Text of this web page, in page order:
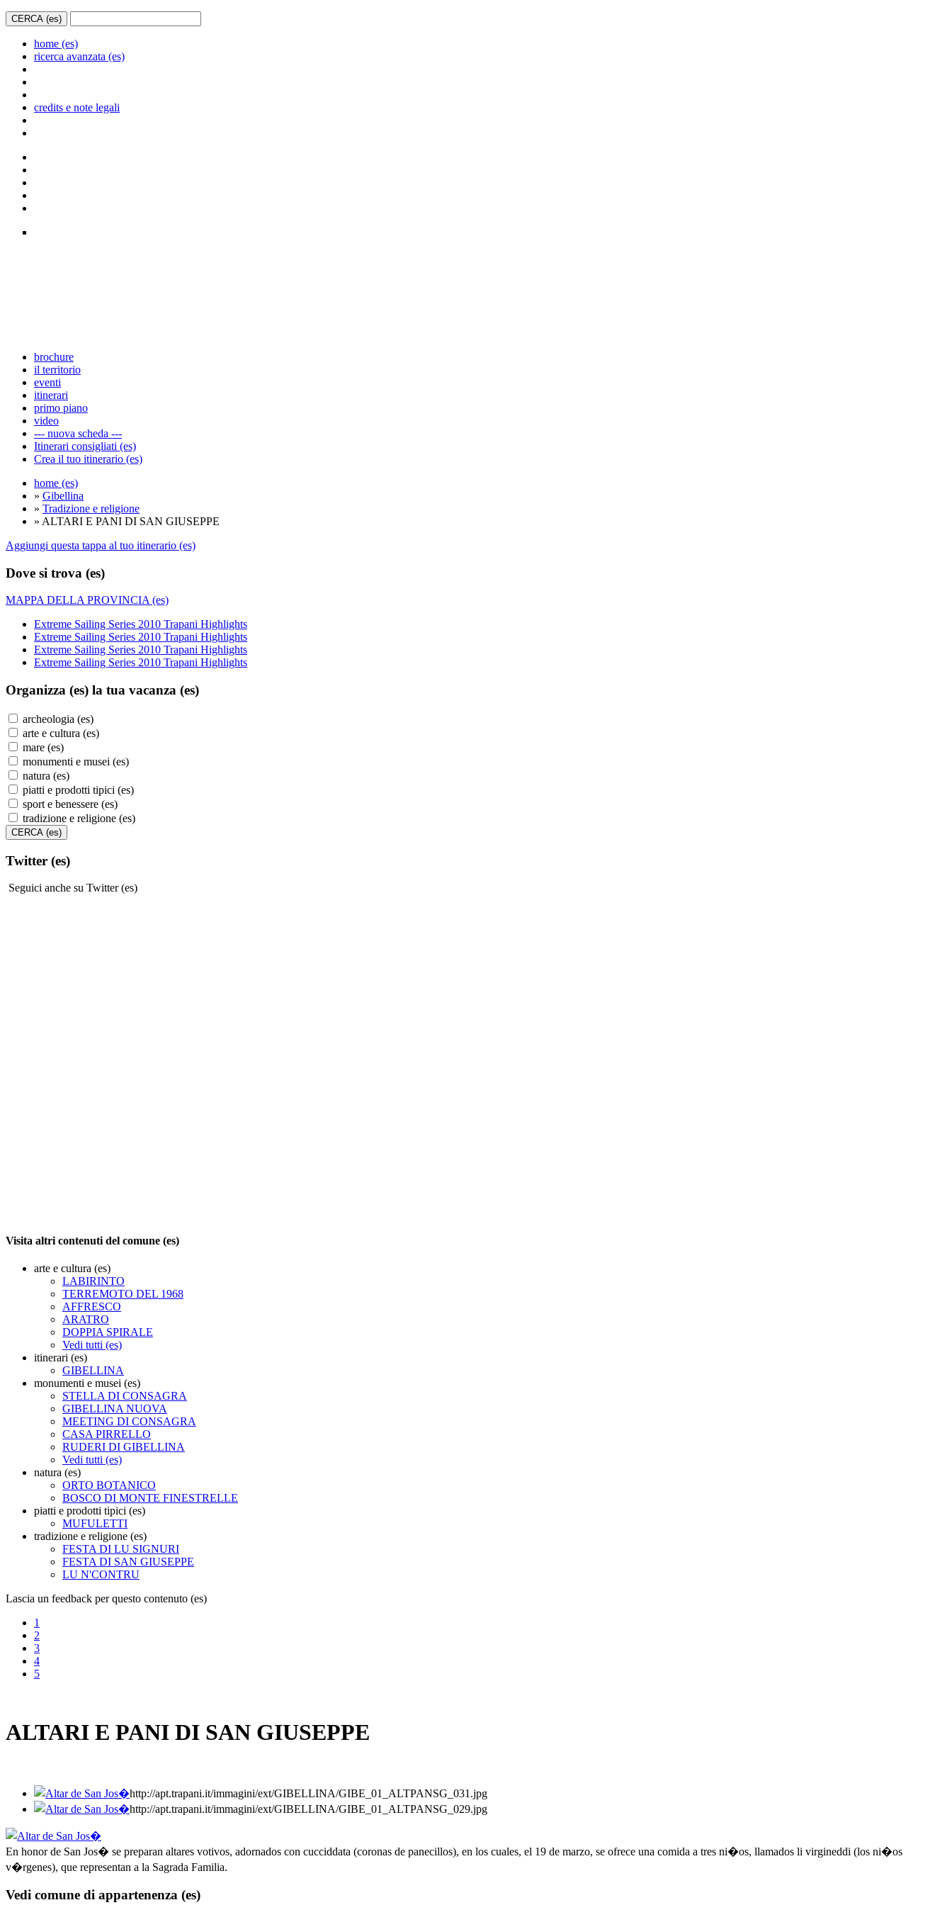
home (es)
ricerca avanzata (es)
credits e note legali
brochure
il territorio
eventi
itinerari
primo piano
video
--- nuova scheda ---
Itinerari consigliati (es)
Crea il tuo itinerario (es)
home (es)
» Gibellina
» Tradizione e religione
» ALTARI E PANI DI SAN GIUSEPPE
Aggiungi questa tappa al tuo itinerario (es)
Dove si trova (es)
MAPPA DELLA PROVINCIA (es)
Extreme Sailing Series 2010 Trapani Highlights
Extreme Sailing Series 2010 Trapani Highlights
Extreme Sailing Series 2010 Trapani Highlights
Extreme Sailing Series 2010 Trapani Highlights
Organizza (es) la tua vacanza (es)
archeologia (es)
arte e cultura (es)
mare (es)
monumenti e musei (es)
natura (es)
piatti e prodotti tipici (es)
sport e benessere (es)
tradizione e religione (es)
Twitter (es)
Seguici anche su Twitter (es)
Visita altri contenuti del comune (es)
arte e cultura (es)
LABIRINTO
TERREMOTO DEL 1968
AFFRESCO
ARATRO
DOPPIA SPIRALE
Vedi tutti (es)
itinerari (es)
GIBELLINA
monumenti e musei (es)
STELLA DI CONSAGRA
GIBELLINA NUOVA
MEETING DI CONSAGRA
CASA PIRRELLO
RUDERI DI GIBELLINA
Vedi tutti (es)
natura (es)
ORTO BOTANICO
BOSCO DI MONTE FINESTRELLE
piatti e prodotti tipici (es)
MUFULETTI
tradizione e religione (es)
FESTA DI LU SIGNURI
FESTA DI SAN GIUSEPPE
LU N'CONTRU
Lascia un feedback per questo contenuto (es)
1
2
3
4
5
ALTARI E PANI DI SAN GIUSEPPE
http://apt.trapani.it/immagini/ext/GIBELLINA/GIBE_01_ALTPANSG_031.jpg
http://apt.trapani.it/immagini/ext/GIBELLINA/GIBE_01_ALTPANSG_029.jpg
En honor de San Jos� se preparan altares votivos, adornados con cucciddata (coronas de panecillos), en los cuales, el 19 de marzo, se ofrece una comida a tres ni�os, llamados li virgineddi (los ni�os
v�rgenes), que representan a la Sagrada Familia.
Vedi comune di appartenenza (es)